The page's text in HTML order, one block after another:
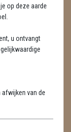
op deze aarde
u ontvangt
afwijken van de